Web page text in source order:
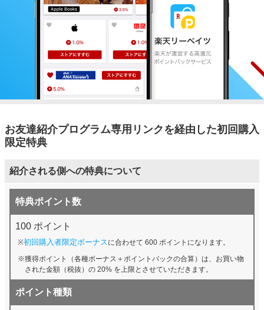
お友達紹介プログラム専用リンクを経由した初回購入
限定特典
紹介される側への特典について
特典ポイント数
100 ポイント
初回購入者限定ボーナス に合わせて 600 ポイントになります。
獲得ポイント（各種ボーナス＋ポイントバックの合算）は、お買い物
された金額（税抜）の 20% を上限とさせていただきます。
ポイント種類